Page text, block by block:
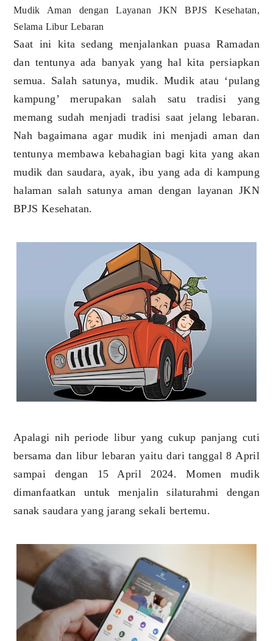
Mudik Aman dengan Layanan JKN BPJS Kesehatan,
Selama Libur Lebaran
Saat ini kita sedang menjalankan puasa Ramadan
dan tentunya ada banyak yang hal kita persiapkan
semua. Salah satunya, mudik. Mudik atau ‘pulang
kampung’ merupakan salah satu tradisi yang
memang sudah menjadi tradisi saat jelang lebaran.
Nah bagaimana agar mudik ini menjadi aman dan
tentunya membawa kebahagian bagi kita yang akan
mudik dan saudara, ayak, ibu yang ada di kampung
halaman salah satunya aman dengan layanan JKN
BPJS Kesehatan.
Apalagi nih periode libur yang cukup panjang cuti
bersama dan libur lebaran yaitu dari tanggal 8 April
sampai dengan 15 April 2024. Momen mudik
dimanfaatkan untuk menjalin silaturahmi dengan
sanak saudara yang jarang sekali bertemu.